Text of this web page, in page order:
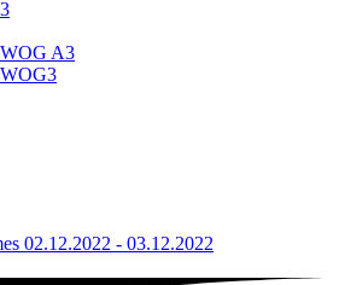
A3
02.12.2022 - 03.12.2022